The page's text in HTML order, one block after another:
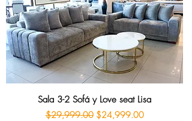
Sala 3-2 Sofá y Love seat Lisa
Precio
$29,999.00 Precio de oferta
$24,999.00